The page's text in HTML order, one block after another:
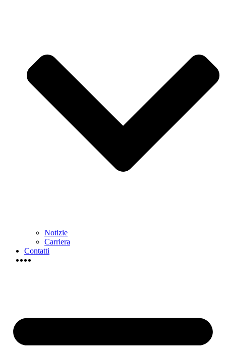
Notizie
Carriera
Contatti